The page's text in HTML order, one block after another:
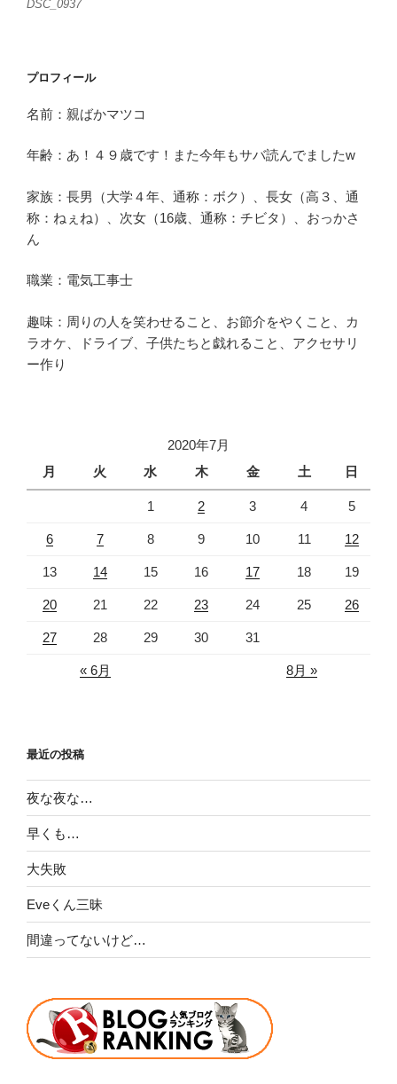
DSC_0937
プロフィール
名前：親ばかマツコ
年齢：あ！４９歳です！また今年もサバ読んでましたw
家族：長男（大学４年、通称：ボク）、長女（高３、通
称：ねぇね）、次女（16歳、通称：チビタ）、おっかさ
ん
職業：電気工事士
趣味：周りの人を笑わせること、お節介をやくこと、カ
ラオケ、ドライブ、子供たちと戯れること、アクセサリ
ー作り
2020年7月
月
火 水 木 金 土 日
1 2 3 4 5
6 7 8 9 10 11 12
13 14 15 16 17 18 19
20 21 22 23 24 25 26
27 28 29 30 31
« 6月 8月 »
最近の投稿
夜な夜な…
早くも…
大失敗
Eveくん三昧
間違ってないけど…